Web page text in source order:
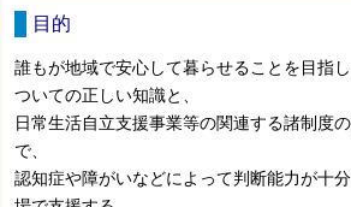
目的
誰もが地域で安心して暮らせることを目指
ついての正しい知識と、
日常生活自立支援事業等の関連する諸制度
で、
認知症や障がいなどによって判断能力が十